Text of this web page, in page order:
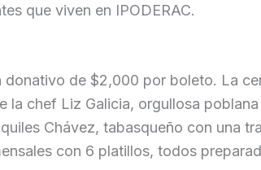
que viven en IPODERAC.
de $2,000 por boleto. La
chef Liz Galicia, orgullosa
Chávez, tabasqueño con una
con 6 platillos, todos